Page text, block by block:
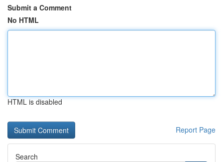
Submit a Comment
No HTML
HTML is disabled
Report Page
Search